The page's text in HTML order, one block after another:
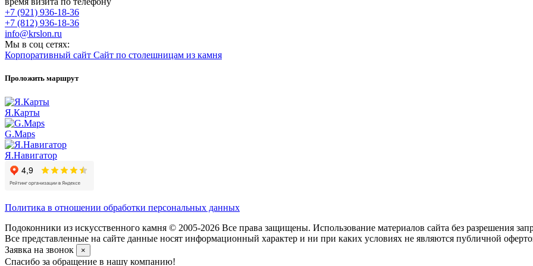
+7 (921) 936-18-36
+7 (812) 936-18-36
info@krslon.ru
Мы в соц сетях:
Корпоративный сайт Сайт по столешницам из камня
Проложить маршрут
Я.Карты
G.Maps
Я.Навигатор
Политика в отношении обработки персональных данных
Подоконники из искусственного камня © 2005-2026 Все права защищены. Использование материалов сайта без разрешения
Все представленные на сайте данные носят информационный характер и ни при каких условиях не являются публичной
Заявка на звонок
×
Спасибо за обращение в нашу компанию!